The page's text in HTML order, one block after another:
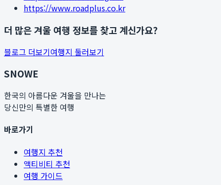
https://www.roadplus.co.kr
더 많은 겨울 여행 정보를 찾고 계신가요?
블로그 더보기여행지 둘러보기
SNOWE
한국의 아름다운 겨울을 만나는
당신만의 특별한 여행
바로가기
여행지 추천
액티비티 추천
여행 가이드